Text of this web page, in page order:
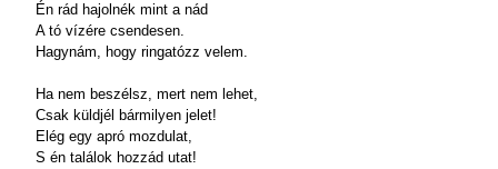
Én rád hajolnék mint a nád
A tó vízére csendesen.
Hagynám, hogy ringatózz velem.
Ha nem beszélsz, mert nem lehet,
Csak küldjél bármilyen jelet!
Elég egy apró mozdulat,
S én találok hozzád utat!